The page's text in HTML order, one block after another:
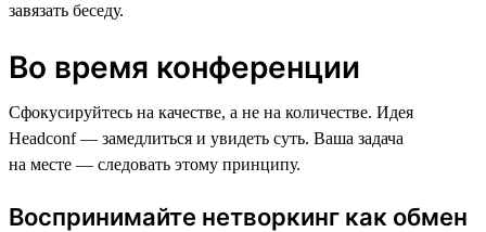
завязать беседу.
Во время конференции
Сфокусируйтесь на качестве, а не на количестве. Идея
Headсonf — замедлиться и увидеть суть. Ваша задача
на месте — следовать этому принципу.
Воспринимайте нетворкинг как обмен